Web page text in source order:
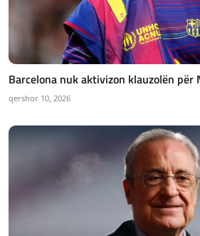
Barcelona nuk aktivizon klauzolën për
qershor 10, 2026